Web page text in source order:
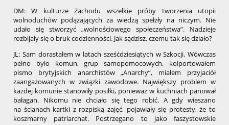
DM: W kulturze Zachodu wszelkie próby tworzenia utopii
wolnoduchów podążających za wiedzą spełzły na niczym. Nie
udało się stworzyć „wolnościowego społeczeństwa”. Nadzieje
rozbijały się o bruk codzienności. Jak sądzisz, czemu tak się działo?
JL: Sam dorastałem w latach sześćdziesiątych w Szkocji. Wówczas
pełno było komun, grup samopomocowych, kolportowałem
pismo brytyjskich anarchistów „Anarchy”, miałem przyjaciół
zaangażowanych w związki zawodowe. Największy problem w
każdej komunie stanowiły posiłki, ponieważ w kuchniach panował
bałagan. Nikomu nie chciało się tego robić. A gdy wieszano
na ścianach kartki z rozpiską zajęć, pojawiały się protesty, że to
koszmarny patriarchat. Postrzegano to jako faszystowskie